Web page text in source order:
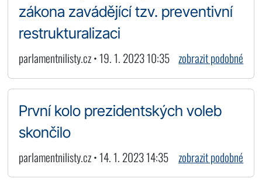
zákona zavádějící tzv. preventivní
restrukturalizaci
parlamentnilisty.cz • 19. 1. 2023 10:35 zobrazit podobné
První kolo prezidentských voleb
skončilo
parlamentnilisty.cz • 14. 1. 2023 14:35 zobrazit podobné